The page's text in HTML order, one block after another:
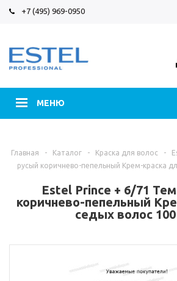
+7 (495) 969-0950
МЕНЮ
Главная - Каталог - Краска для волос -
русый коричнево-пепельный Крем-краска
Estel Prince + 6/71
коричнево-пепельный
седых волос